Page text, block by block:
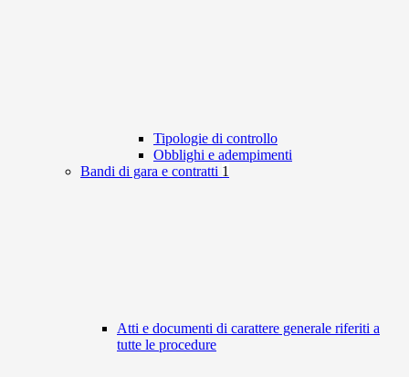
Tipologie di controllo
Obblighi e adempimenti
Bandi di gara e contratti 1
Atti e documenti di carattere generale riferiti a
tutte le procedure